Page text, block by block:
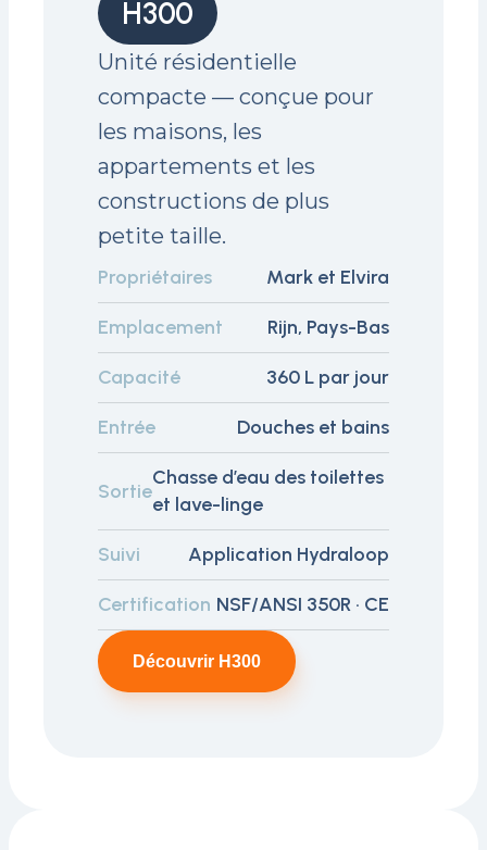
H300
Unité résidentielle
compacte — conçue pour
les maisons, les
appartements et les
constructions de plus
petite taille.
Propriétaires Mark et Elvira
Emplacement Rijn, Pays-Bas
Capacité 360 L par jour
Entrée Douches et bains
Sortie
Chasse d’eau des toilettes
et lave-linge
Suivi Application Hydraloop
Certification NSF/ANSI 350R · CE
Découvrir H300